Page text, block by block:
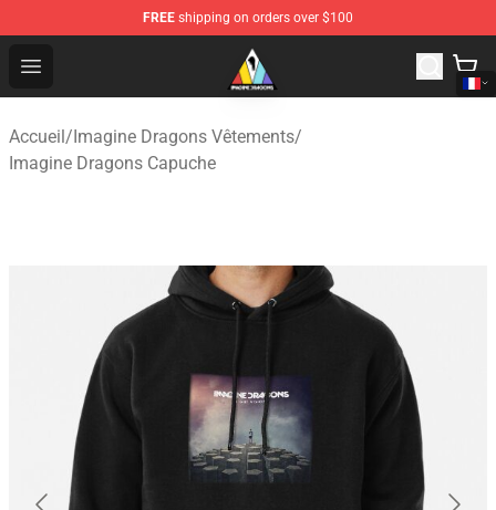
FREE shipping on orders over $100
Open menu
Imagine Dragons Store - Official Imagine Dragons
Accueil/Imagine Dragons Vêtements/
Imagine Dragons Capuche